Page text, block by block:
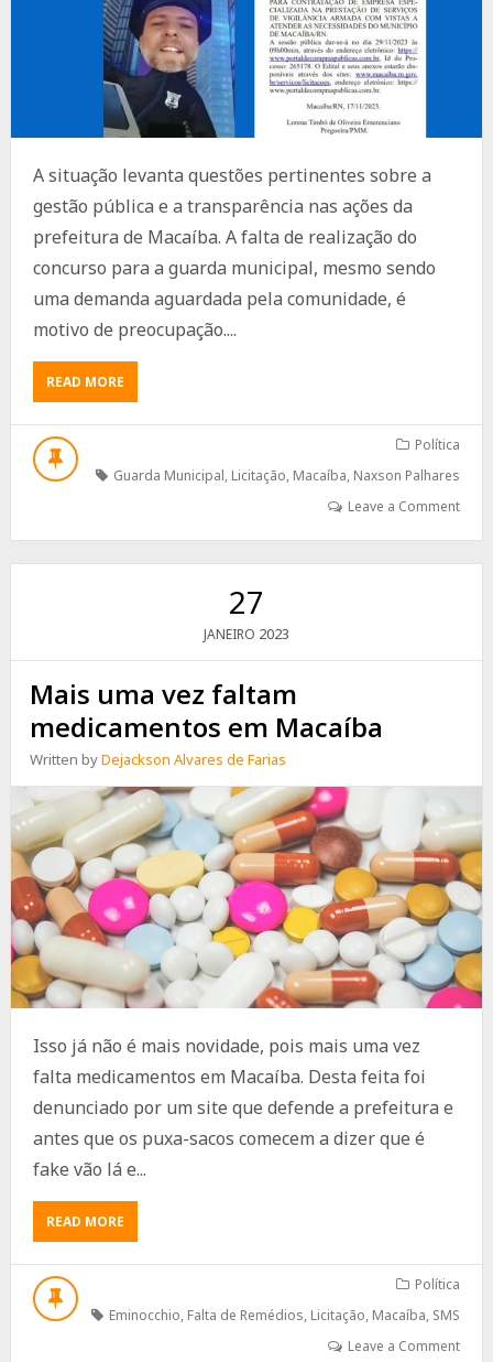
A situação levanta questões pertinentes sobre a
gestão pública e a transparência nas ações da
prefeitura de Macaíba. A falta de realização do
concurso para a guarda municipal, mesmo sendo
uma demanda aguardada pela comunidade, é
motivo de preocupação....
READ MOREABOUT
PREFEITURA
NÃO
CONCURSO
PARA
QUER
Política
Guarda Municipal, Licitação, Macaíba, Naxson Palhares
Leave a Comment
27
JANEIRO 2023
Mais uma vez faltam
medicamentos em Macaíba
Written byDejackson Alvares de Farias
Isso já não é mais novidade, pois mais uma vez
falta medicamentos em Macaíba. Desta feita foi
denunciado por um site que defende a prefeitura e
antes que os puxa-sacos comecem a dizer que é
fake vão lá e...
READ MOREABOUT
MAIS
UMA
MEDICAMENTOS
Política
Eminocchio, Falta de Remédios, Licitação, Macaíba, SMS
Leave a Comment